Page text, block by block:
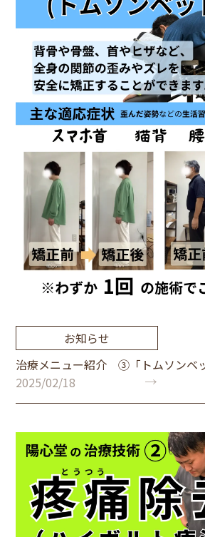
お知らせ
治療メニュー紹介 ③「トムソンベ
2025/02/18